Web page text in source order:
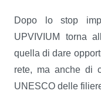
Dopo lo stop
UPVIVIUM torna
quella di dare
rete, ma anche di
UNESCO delle